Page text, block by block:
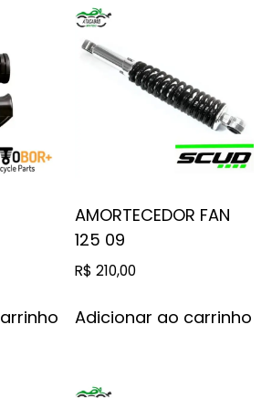
AMORTECEDOR FAN
125 09
R$ 210,00
Adicionar ao carrinho